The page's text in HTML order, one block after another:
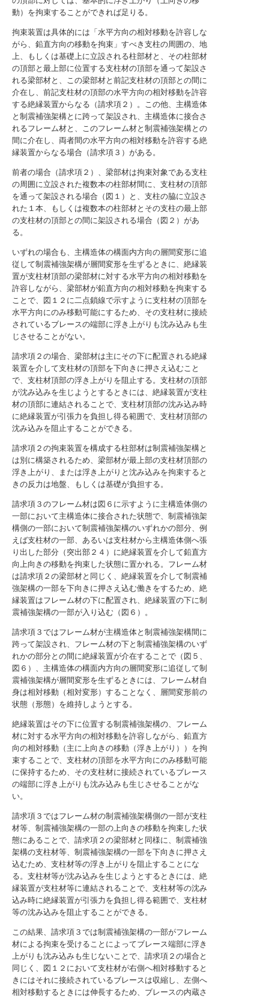
動）を拘束することができれば足りる。
拘束装置は具体的には「水平方向の相対移動を許容しな
がら、鉛直方向の移動を拘束」すべき支柱の周囲の、地
上、もしくは基礎上に立設される柱部材と、その柱部材
の頂部と最上部に位置する支柱材の頂部を通って架設さ
れる梁部材と、この梁部材と前記支柱材の頂部との間に
介在し、前記支柱材の頂部の水平方向の相対移動を許容
する絶縁装置からなる（請求項２）。この他、主構造体
と制震補強架構とに跨って架設され、主構造体に接合さ
れるフレーム材と、このフレーム材と制震補強架構との
間に介在し、両者間の水平方向の相対移動を許容する絶
縁装置からなる場合（請求項３）がある。
前者の場合（請求項２）、梁部材は拘束対象である支柱
の周囲に立設された複数本の柱部材間に、支柱材の頂部
を通って架設される場合（図１）と、支柱の脇に立設さ
れた１本、もしくは複数本の柱部材とその支柱の最上部
の支柱材の頂部との間に架設される場合（図２）があ
る。
いずれの場合も、主構造体の構面内方向の層間変形に追
従して制震補強架構が層間変形を生ずるときに、絶縁装
置が支柱材頂部の梁部材に対する水平方向の相対移動を
許容しながら、梁部材が鉛直方向の相対移動を拘束する
ことで、図１２に二点鎖線で示すように支柱材の頂部を
水平方向にのみ移動可能にするため、その支柱材に接続
されているブレースの端部に浮き上がりも沈み込みも生
じさせることがない。
請求項２の場合、梁部材は主にその下に配置される絶縁
装置を介して支柱材の頂部を下向きに押さえ込むこと
で、支柱材頂部の浮き上がりを阻止する。支柱材の頂部
が沈み込みを生じようとするときには、絶縁装置が支柱
材の頂部に連結されることで、支柱材頂部の沈み込み時
に絶縁装置が引張力を負担し得る範囲で、支柱材頂部の
沈み込みを阻止することができる。
請求項２の拘束装置を構成する柱部材は制震補強架構と
は別に構築されるため、梁部材が最上部の支柱材頂部の
浮き上がり、または浮き上がりと沈み込みを拘束すると
きの反力は地盤、もしくは基礎が負担する。
請求項３のフレーム材は図６に示すように主構造体側の
一部において主構造体に接合された状態で、制震補強架
構側の一部において制震補強架構のいずれかの部分、例
えば支柱材の一部、あるいは支柱材から主構造体側へ張
り出した部分（突出部２４）に絶縁装置を介して鉛直方
向上向きの移動を拘束した状態に置かれる。フレーム材
は請求項２の梁部材と同じく、絶縁装置を介して制震補
強架構の一部を下向きに押さえ込む働きをするため、絶
縁装置はフレーム材の下に配置され、絶縁装置の下に制
震補強架構の一部が入り込む（図６）。
請求項３ではフレーム材が主構造体と制震補強架構間に
跨って架設され、フレーム材の下と制震補強架構のいず
れかの部分との間に絶縁装置が介在することで（図５、
図６）、主構造体の構面内方向の層間変形に追従して制
震補強架構が層間変形を生ずるときには、フレーム材自
身は相対移動（相対変形）することなく、層間変形前の
状態（形態）を維持しようとする。
絶縁装置はその下に位置する制震補強架構の、フレーム
材に対する水平方向の相対移動を許容しながら、鉛直方
向の相対移動（主に上向きの移動（浮き上がり））を拘
束することで、支柱材の頂部を水平方向にのみ移動可能
に保持するため、その支柱材に接続されているブレース
の端部に浮き上がりも沈み込みも生じさせることがな
い。
請求項３ではフレーム材の制震補強架構側の一部が支柱
材等、制震補強架構の一部の上向きの移動を拘束した状
態にあることで、請求項２の梁部材と同様に、制震補強
架構の支柱材等、制震補強架構の一部を下向きに押さえ
込むため、支柱材等の浮き上がりを阻止することにな
る。支柱材等が沈み込みを生じようとするときには、絶
縁装置が支柱材等に連結されることで、支柱材等の沈み
込み時に絶縁装置が引張力を負担し得る範囲で、支柱材
等の沈み込みを阻止することができる。
この結果、請求項３では制震補強架構の一部がフレーム
材による拘束を受けることによってブレース端部に浮き
上がりも沈み込みも生じないことで、請求項２の場合と
同じく、図１２において支柱材が右側へ相対移動すると
きにはそれに接続されているブレースは収縮し、左側へ
相対移動するときには伸長するため、ブレースの内蔵さ